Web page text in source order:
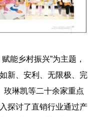
能乡村振兴”为主题，
新、安利、无限极、完
玫琳凯等二十余家重点
探讨了直销行业通过产